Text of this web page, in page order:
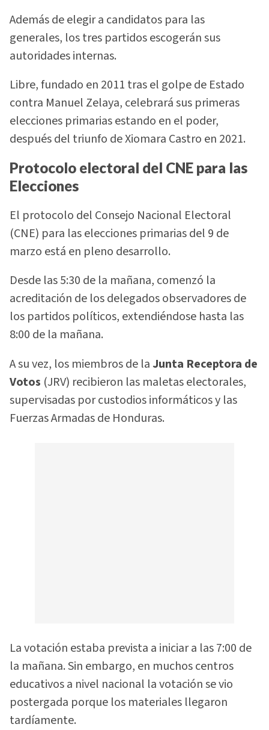
Además de elegir a candidatos para las
generales, los tres partidos escogerán sus
autoridades internas.
Libre, fundado en 2011 tras el golpe de Estado
contra Manuel Zelaya, celebrará sus primeras
elecciones primarias estando en el poder,
después del triunfo de Xiomara Castro en 2021.
Protocolo electoral del CNE para las
Elecciones
El protocolo del Consejo Nacional Electoral
(CNE) para las elecciones primarias del 9 de
marzo está en pleno desarrollo.
Desde las 5:30 de la mañana, comenzó la
acreditación de los delegados observadores de
los partidos políticos, extendiéndose hasta las
8:00 de la mañana.
A su vez, los miembros de laJunta Receptora de
Votos (JRV) recibieron las maletas electorales,
supervisadas por custodios informáticos y las
Fuerzas Armadas de Honduras.
La votación estaba prevista a iniciar a las 7:00 de
la mañana. Sin embargo, en muchos centros
educativos a nivel nacional la votación se vio
postergada porque los materiales llegaron
tardíamente.